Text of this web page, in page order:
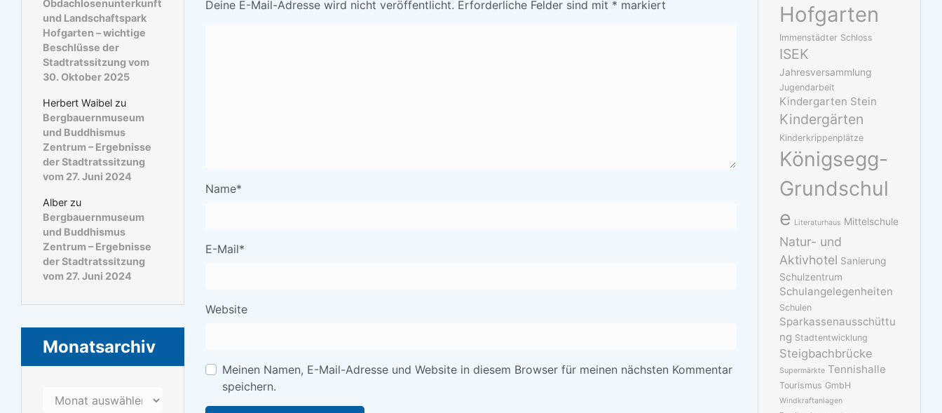
Deine E-Mail-Adresse wird nicht veröffentlicht. Erforderliche Felder sind mit * markiert
Name*
E-Mail*
Website
Meinen Namen, E-Mail-Adresse und Website in diesem Browser für meinen nächsten Kommentar
speichern.
Obdachlosenunterkunft
und Landschaftspark
Hofgarten – wichtige
Beschlüsse der
Stadtratssitzung vom
30. Oktober 2025
Herbert Waibel zu
Bergbauernmuseum
und Buddhismus
Zentrum – Ergebnisse
der Stadtratssitzung
vom 27. Juni 2024
Alber zu
Bergbauernmuseum
und Buddhismus
Zentrum – Ergebnisse
der Stadtratssitzung
vom 27. Juni 2024
Monatsarchiv
Monatsarchiv
Hofgarten
Immenstädter Schloss
ISEK
Jahresversammlung
Jugendarbeit
Kindergarten Stein
Kindergärten
Kinderkrippenplätze
Königsegg-
Grundschul
e Literaturhaus Mittelschule
Natur- und
Aktivhotel Sanierung
Schulzentrum
Schulangelegenheiten
Schulen
Sparkassenausschüttu
ng Stadtentwicklung
Steigbachbrücke
Supermärkte Tennishalle
Tourismus GmbH
Windkraftanlagen